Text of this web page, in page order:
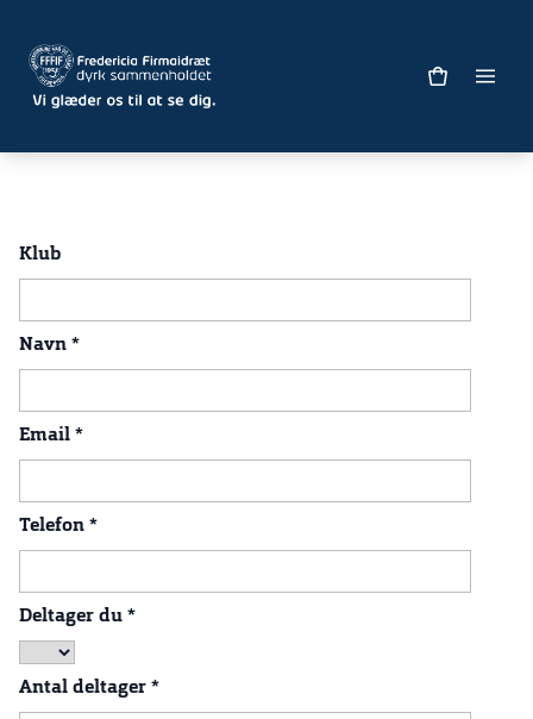
Klub
Navn *
Email *
Telefon *
Deltager du *
Antal deltager *